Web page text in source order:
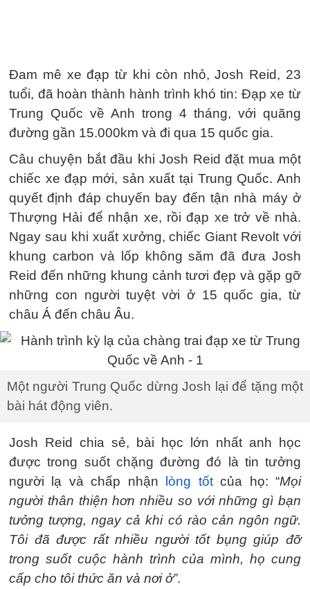
Đam mê xe đạp từ khi còn nhỏ, Josh Reid, 23
tuổi, đã hoàn thành hành trình khó tin: Đạp xe từ
Trung Quốc về Anh trong 4 tháng, với quãng
đường gần 15.000km và đi qua 15 quốc gia.
Câu chuyện bắt đầu khi Josh Reid đặt mua một
chiếc xe đạp mới, sản xuất tại Trung Quốc. Anh
quyết định đáp chuyến bay đến tận nhà máy ở
Thượng Hải để nhận xe, rồi đạp xe trở về nhà.
Ngay sau khi xuất xưởng, chiếc Giant Revolt với
khung carbon và lốp không săm đã đưa Josh
Reid đến những khung cảnh tươi đẹp và gặp gỡ
những con người tuyệt vời ở 15 quốc gia, từ
châu Á đến châu Âu.
Một người Trung Quốc dừng Josh lại để tặng một
bài hát động viên.
Josh Reid chia sẻ, bài học lớn nhất anh học
được trong suốt chặng đường đó là tin tưởng
người lạ và chấp nhận
lòng tốtcủa họ: “Mọi
người thân thiện hơn nhiều so với những gì bạn
tưởng tượng, ngay cả khi có rào cản ngôn ngữ.
Tôi đã được rất nhiều người tốt bụng giúp đỡ
trong suốt cuộc hành trình của mình, họ cung
cấp cho tôi thức ăn và nơi ở”.